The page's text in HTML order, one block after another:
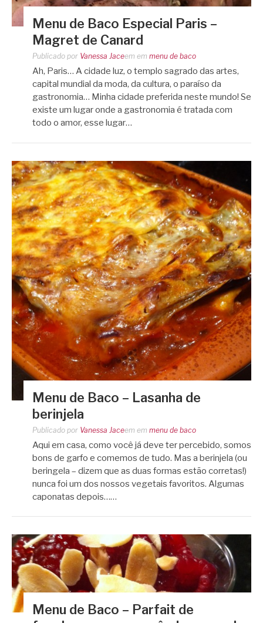
Menu de Baco Especial Paris –
Magret de Canard
Publicado por Vanessa Jaceem em menu de baco
Ah, Paris… A cidade luz, o templo sagrado das artes,
capital mundial da moda, da cultura, o paraíso da
gastronomia… Minha cidade preferida neste mundo! Se
existe um lugar onde a gastronomia é tratada com
todo o amor, esse lugar…
Menu de Baco – Lasanha de
berinjela
Publicado por Vanessa Jaceem em menu de baco
Aqui em casa, como você já deve ter percebido, somos
bons de garfo e comemos de tudo. Mas a berinjela (ou
beringela – dizem que as duas formas estão corretas!)
nunca foi um dos nossos vegetais favoritos. Algumas
caponatas depois……
Menu de Baco – Parfait de